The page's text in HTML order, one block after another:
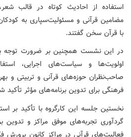
استفاده از احادیث کوتاه در قالب
مضامین قرآنی و مسئولیت‌سپاری به
با قرآن سخن گفتند.
در این نشست همچنین بر ضرورت توجه
اولویت‌ها و سیاست‌های اجرایی،
صاحب‌نظران حوزه‌های قرآنی و تربیتی و
فرهنگی برای تدوین برنامه‌های مؤثر تأکید
نخستین جلسه این کارگروه با تأکید بر
گردآوری تجربه‌های موفق مراکز و
فعالیت‌های قرآنی در مراکز کانون پرورش